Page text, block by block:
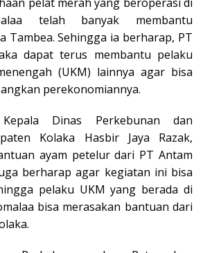
telah banyak membantu
Tambea. Sehingga ia berharap, PT
dapat terus membantu pelaku
(UKM) lainnya agar bisa
perekonomiannya.
Dinas Perkebunan dan
Kolaka Hasbir Jaya Razak,
ayam petelur dari PT Antam
berharap agar kegiatan ini bisa
pelaku UKM yang berada di
bisa merasakan bantuan dari